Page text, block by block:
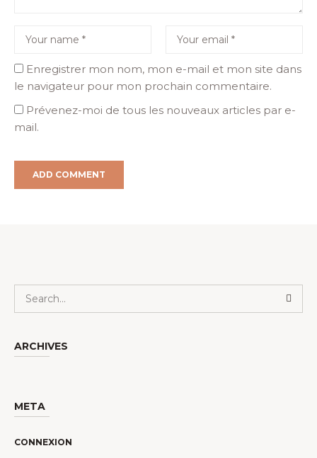
Enregistrer mon nom, mon e-mail et mon site dans
le navigateur pour mon prochain commentaire.
Prévenez-moi de tous les nouveaux articles par e-
mail.
ARCHIVES
META
CONNEXION